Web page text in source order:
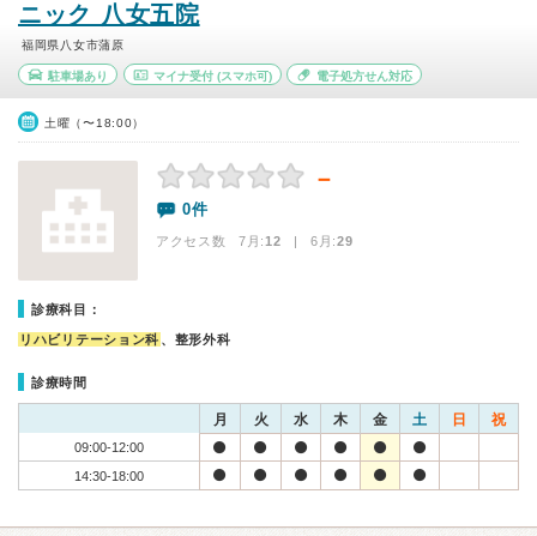
ニック 八女五院
福岡県八女市蒲原
駐車場あり マイナ受付(スマホ可) 電子処方せん対応
土曜（〜18:00）
－
0件
アクセス数 7月:12 | 6月:29
診療科目：
リハビリテーション科 、整形外科
診療時間
月 火 水 木 金 土 日 祝
09:00-12:00
14:30-18:00